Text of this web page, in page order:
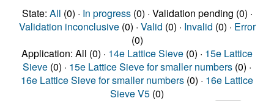
State: All (0) · In progress(0) · Validation pending (0) ·
Validation inconclusive(0) · Valid (0) · Invalid (0) · Error
(0)
Application: All (0) · 14e Lattice Sieve (0) · 15e Lattice
Sieve (0) · 15e Lattice Sieve for smaller numbers (0) ·
16e Lattice Sieve for smaller numbers (0) · 16e Lattice
Sieve V5 (0)